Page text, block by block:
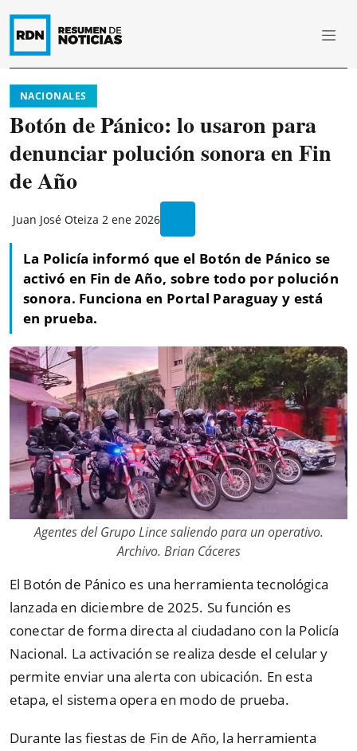
NACIONALES
Botón de Pánico: lo usaron para
denunciar polución sonora en Fin
de Año
Juan José Oteiza 2 ene 2026
La Policía informó que el Botón de Pánico se
activó en Fin de Año, sobre todo por polución
sonora. Funciona en Portal Paraguay y está
en prueba.
Agentes del Grupo Lince saliendo para un operativo.
Archivo. Brian Cáceres
El Botón de Pánico es una herramienta tecnológica
lanzada en diciembre de 2025. Su función es
conectar de forma directa al ciudadano con la Policía
Nacional. La activación se realiza desde el celular y
permite enviar una alerta con ubicación. En esta
etapa, el sistema opera en modo de prueba.
Durante las fiestas de Fin de Año, la herramienta